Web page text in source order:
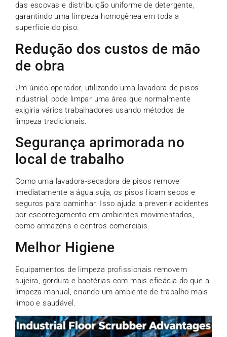
das escovas e distribuição uniforme de detergente,
garantindo uma limpeza homogênea em toda a
superfície do piso.
Redução dos custos de mão
de obra
Um único operador, utilizando uma lavadora de pisos
industrial, pode limpar uma área que normalmente
exigiria vários trabalhadores usando métodos de
limpeza tradicionais.
Segurança aprimorada no
local de trabalho
Como uma lavadora-secadora de pisos remove
imediatamente a água suja, os pisos ficam secos e
seguros para caminhar. Isso ajuda a prevenir acidentes
por escorregamento em ambientes movimentados,
como armazéns e centros comerciais.
Melhor Higiene
Equipamentos de limpeza profissionais removem
sujeira, gordura e bactérias com mais eficácia do que a
limpeza manual, criando um ambiente de trabalho mais
limpo e saudável.